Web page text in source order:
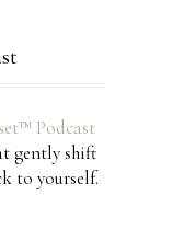
Podcast
gently shift
to yourself.